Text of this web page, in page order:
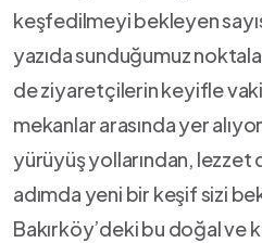
keşfedilmeyi⁤ bekleyen
⁣yazıda sunduğumuz
de ziyaretçilerin keyifle
‌mekanlar ⁤arasında yer
yürüyüş yollarından, lezzet
adımda yeni bir keşif sizi‌
Bakırköy’deki bu doğal ve